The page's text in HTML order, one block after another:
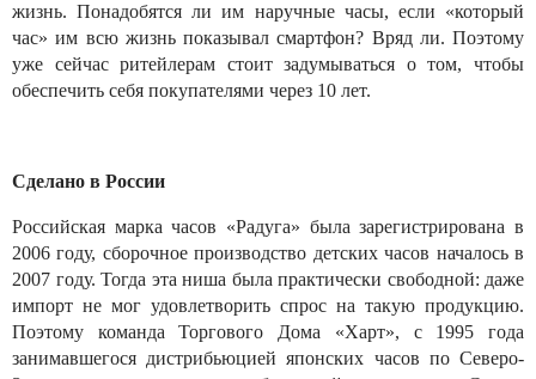
жизнь. Понадобятся ли им наручные часы, если «который
час» им всю жизнь показывал смартфон? Вряд ли. Поэтому
уже сейчас ритейлерам стоит задумываться о том, чтобы
обеспечить себя покупателями через 10 лет.
Сделано в России
Российская марка часов «Радуга» была зарегистрирована в
2006 году, сборочное производство детских часов началось в
2007 году. Тогда эта ниша была практически свободной: даже
импорт не мог удовлетворить спрос на такую продукцию.
Поэтому команда Торгового Дома «Харт», с 1995 года
занимавшегося дистрибьюцией японских часов по Северо-